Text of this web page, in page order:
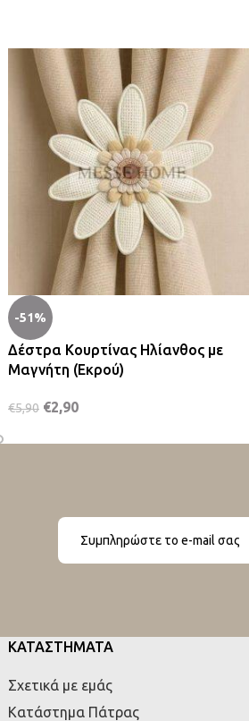
-51%
Δέστρα Κουρτίνας Ηλίανθος με
Μαγνήτη (Εκρού)
€5,90 €2,90
ΚΑΤΑΣΤΗΜΑΤΑ
Σχετικά με εμάς
Κατάστημα Πάτρας